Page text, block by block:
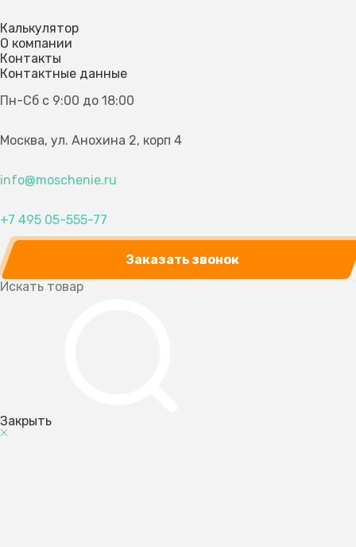
Калькулятор
О компании
Контакты
Контактные данные
Пн-Сб с 9:00 до 18:00
Москва, ул. Анохина 2, корп 4
info@moschenie.ru
+7 495 05-555-77
Заказать звонок
Закрыть